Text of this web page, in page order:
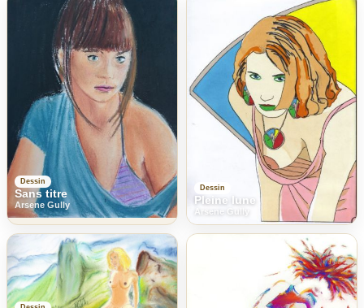
Dessin
Sans titre
Arsene Gully
Dessin
Pleine lune
Arsene Gully